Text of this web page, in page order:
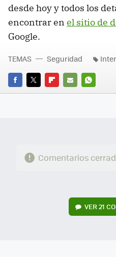
desde hoy y todos los
encontrar en el sitio de
Google.
FACEBOOK
TWITTERFLIPBOARD
E-
TEMAS Seguridad
Comentarios
VER21